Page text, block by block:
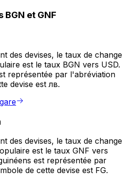
BGN et GNF
des devises, le taux de change
est le taux BGN vers USD.
représentée par l'abréviation
devise est лв.
des devises, le taux de change
est le taux GNF vers
est représentée par
de cette devise est FG.